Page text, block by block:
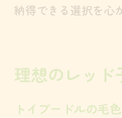
納得できる選択を心
理想のレッド
トイプードルの毛